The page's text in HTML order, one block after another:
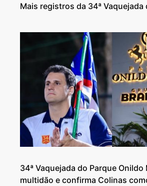
Mais registros da 34ª Vaquejada
34ª Vaquejada do Parque Onildo
multidão e confirma Colinas